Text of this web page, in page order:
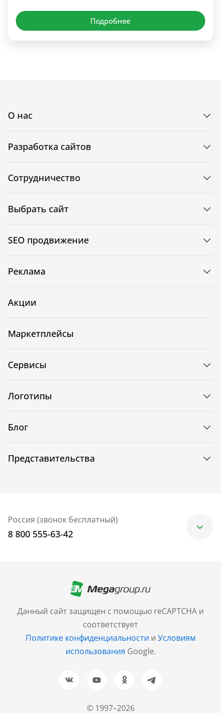
Подробнее
© 1997–2026
Данный сайт защищен с помощью reCAPTCHA и
соответствует
Политике конфиденциальности и Условиям
использования Google.
О нас
Разработка сайтов
Сотрудничество
Выбрать сайт
SEO продвижение
Реклама
Акции
Маркетплейсы
Сервисы
Логотипы
Блог
Представительства
Россия (звонок бесплатный)
8 800 555-63-42
+7 (499) 705-30-10
Санкт-Петербург
+7 (812) 600-77-33
Барнаул
+7 (961) 999-93-93
Новосибирск